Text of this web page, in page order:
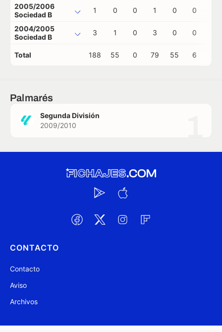
2005/2006
Sociedad B
1 0 0 1 0 0
2004/2005
Sociedad B
3 1 0 3 0 0
Total 188 55 0 79 55 6
Palmarés
Segunda División
2009/2010
CONTACTO
Contacto
Aviso
Archivos